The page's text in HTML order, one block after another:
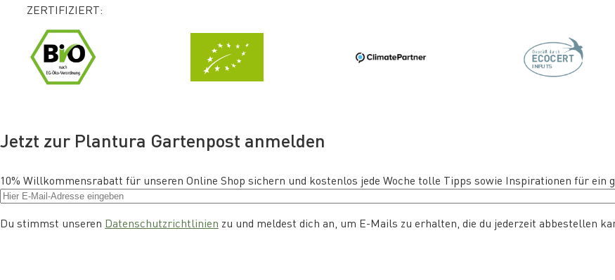
ZERTIFIZIERT:
Jetzt zur Plantura Gartenpost anmelden
10% Willkommensrabatt für unseren Online Shop sichern und kostenlos jede Woche tolle Tipps sowie Inspirationen für ein
Du stimmst unseren Datenschutzrichtlinien zu und meldest dich an, um E-Mails zu erhalten, die du jederzeit abbestellen